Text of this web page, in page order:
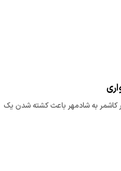
سواری با ۲ کامیون در محور کاشمر به شادمهر باعث کشته شدن یک